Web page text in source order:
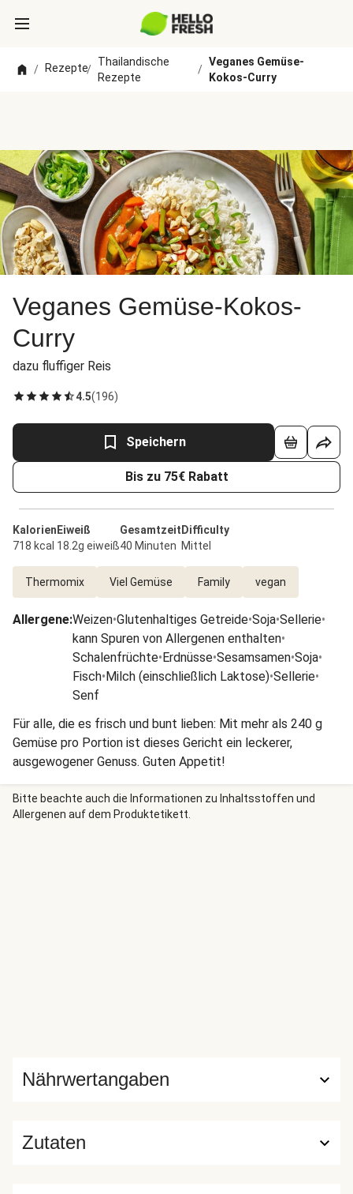
/ Rezepte/
Thailandische
Rezepte
/
Veganes Gemüse-
Kokos-Curry
Veganes Gemüse-Kokos-
Curry
dazu fluffiger Reis
4.5(196)
Speichern
Bis zu 75€ Rabatt
Kalorien
718 kcal
Eiweiß
18.2g eiweiß
Gesamtzeit
40 Minuten
Difficulty
Mittel
Thermomix Viel Gemüse Family vegan
Allergene:Weizen•Glutenhaltiges Getreide•Soja•Sellerie•
kann Spuren von Allergenen enthalten•
Schalenfrüchte•Erdnüsse•Sesamsamen•Soja•
Fisch•Milch (einschließlich Laktose)•Sellerie•
Senf
Für alle, die es frisch und bunt lieben: Mit mehr als 240 g
Gemüse pro Portion ist dieses Gericht ein leckerer,
ausgewogener Genuss. Guten Appetit!
Bitte beachte auch die Informationen zu Inhaltsstoffen und
Allergenen auf dem Produktetikett.
Zutaten
Nährwertangaben